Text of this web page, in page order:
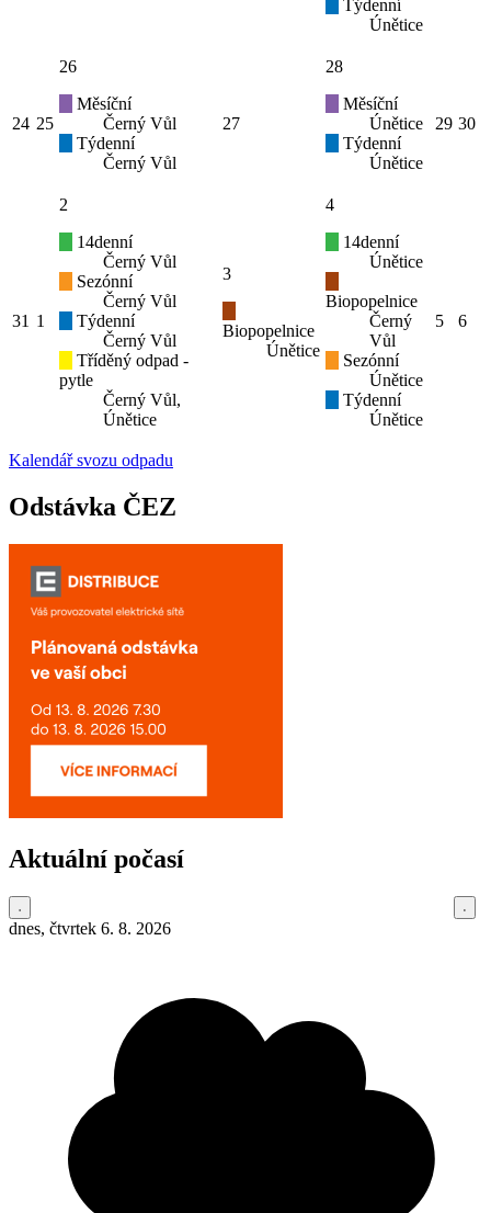
Týdenní
Únětice
24 25
26
Měsíční
Černý Vůl
Týdenní
Černý Vůl
27
28
Měsíční
Únětice
Týdenní
Únětice
29 30
31 1
2
14denní
Černý Vůl
Sezónní
Černý Vůl
Týdenní
Černý Vůl
Tříděný odpad -
pytle
Černý Vůl,
Únětice
3
Biopopelnice
Únětice
4
14denní
Únětice
Biopopelnice
Černý
Vůl
Sezónní
Únětice
Týdenní
Únětice
5 6
Kalendář svozu odpadu
Odstávka ČEZ
Aktuální počasí
dnes, čtvrtek 6. 8. 2026